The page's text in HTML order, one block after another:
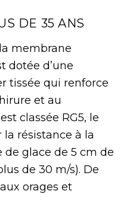
DE 35 ANS
membrane
dotée d’une
tissée qui renforce
et au
classée RG5, le
résistance à la
de glace de 5 cm de
de 30 m/s). De
orages et